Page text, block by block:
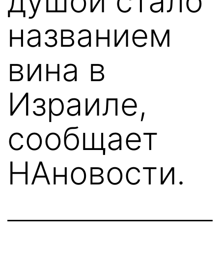
названием
вина в
Израиле,
сообщает
НАновости.